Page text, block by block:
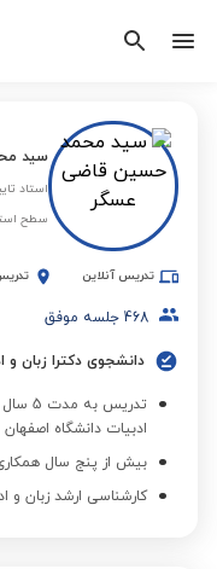
سید
استاد
سطح
تدریس آنلاین
468 جلسه موفق
دانشجوی دکترا زبان و
ادبیات دانشگاه اصفهان
بیش از پنج سال
کارشناسی ارشد زبان و